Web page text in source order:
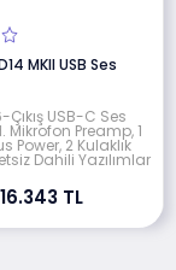
MKll USB Ses
USB-C Ses
Mikrofon Preamp, 1
Power, 2 Kulaklık
Dahili Yazılımlar
16.343 TL